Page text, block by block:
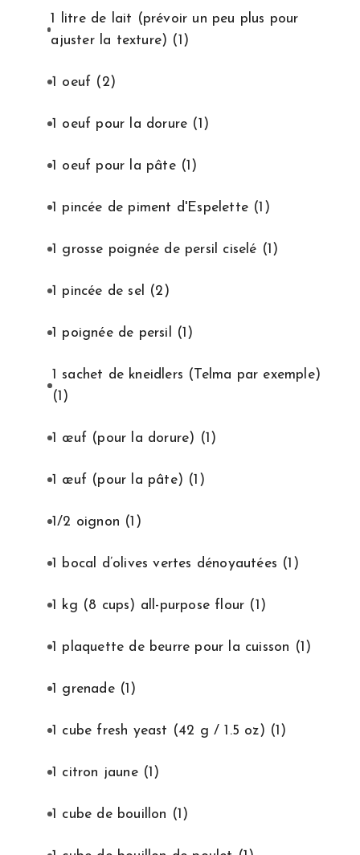
1 litre de lait (prévoir un peu plus pour
ajuster la texture) (1)
1 oeuf (2)
1 oeuf pour la dorure (1)
1 oeuf pour la pâte (1)
1 pincée de piment d'Espelette (1)
1 grosse poignée de persil ciselé (1)
1 pincée de sel (2)
1 poignée de persil (1)
1 sachet de kneidlers (Telma par exemple)
(1)
1 œuf (pour la dorure) (1)
1 œuf (pour la pâte) (1)
1/2 oignon (1)
1 bocal d’olives vertes dénoyautées (1)
1 kg (8 cups) all-purpose flour (1)
1 plaquette de beurre pour la cuisson (1)
1 grenade (1)
1 cube fresh yeast (42 g / 1.5 oz) (1)
1 citron jaune (1)
1 cube de bouillon (1)